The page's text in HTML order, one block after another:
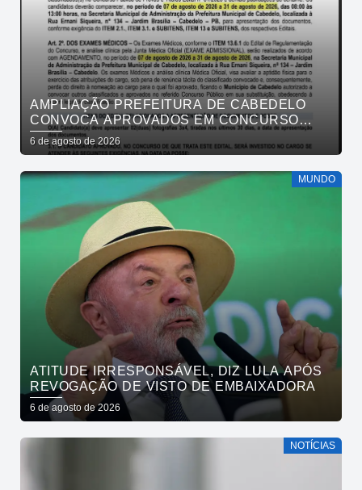
AMPLIAÇÃO PREFEITURA DE CABEDELO
CONVOCA APROVADOS EM CONCURSO
PÚBLICO DA SAÚDE PARA APRESENTAÇÃO
DE DOCUMENTOS
6 de agosto de 2026
MUNDO
ATITUDE IRRESPONSÁVEL, DIZ LULA APÓS
REVOGAÇÃO DE VISTO DE EMBAIXADORA
6 de agosto de 2026
NOTÍCIAS